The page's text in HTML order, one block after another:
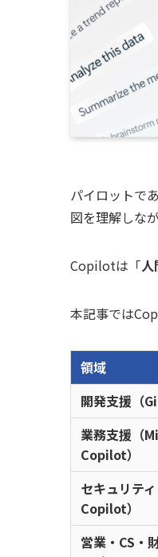
パイロットで
図を理解しな
Copilotは「人
本記事では
領域
開発支援（
業務支援（
Copilot）
セキュリテ
Copilot）
営業・CS・